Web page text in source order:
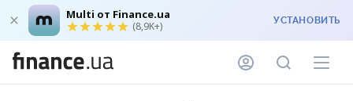
Multi от Finance.ua
(8,9K+) УСТАНОВИТЬ